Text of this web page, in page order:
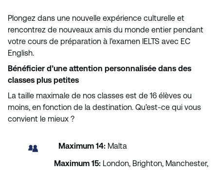
Plongez dans une nouvelle expérience culturelle et
rencontrez de nouveaux amis du monde entier pendant
votre cours de préparation à l’examen IELTS avec EC
English.
Bénéficier d’une attention personnalisée dans des
classes plus petites
La taille maximale de nos classes est de 16 élèves ou
moins, en fonction de la destination. Qu’est-ce qui vous
convient le mieux ?
Maximum 14: Malta
Maximum 15: London, Brighton, Manchester,